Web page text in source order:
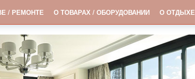
/ РЕМОНТЕ О ТОВАРАХ / ОБОРУДОВАНИИ О ОТДЫХЕ